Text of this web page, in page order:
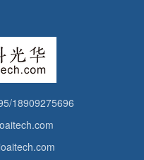
18909275696